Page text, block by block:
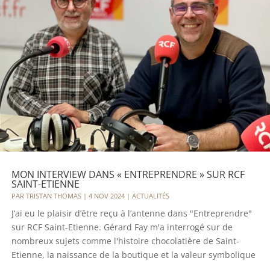
MON INTERVIEW DANS « ENTREPRENDRE » SUR RCF
SAINT-ETIENNE
PAR TRISTAN THOMAS | 4 NOV 2024 | ACTUALITÉS
J’ai eu le plaisir d’être reçu à l’antenne dans "Entreprendre"
sur RCF Saint-Etienne. Gérard Fay m'a interrogé sur de
nombreux sujets comme l'histoire chocolatière de Saint-
Etienne, la naissance de la boutique et la valeur symbolique